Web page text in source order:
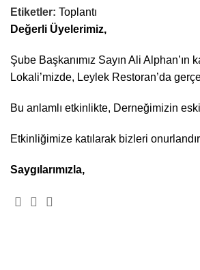
Etiketler: Toplantı
Değerli Üyelerimiz,
Şube Başkanımız Sayın Ali Alphan’ın
Lokali’mizde, Leylek Restoran’da
Bu anlamlı etkinlikte, Derneğimizin
Etkinliğimize katılarak bizleri
Saygılarımızla,